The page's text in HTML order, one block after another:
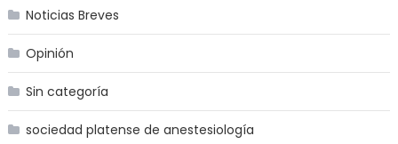
Noticias Breves
Opinión
Sin categoría
sociedad platense de anestesiología